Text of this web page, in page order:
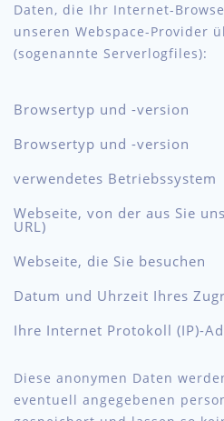
Daten, die Ihr Internet-
unseren Webspace-Provider
(sogenannte Serverlogfiles):
Browsertyp und -version
Browsertyp und -version
verwendetes Betriebssystem
Webseite, von der aus Sie
URL)
Webseite, die Sie besuchen
Datum und Uhrzeit Ihres
Ihre Internet Protokoll (IP)-
Diese anonymen Daten
eventuell angegebenen